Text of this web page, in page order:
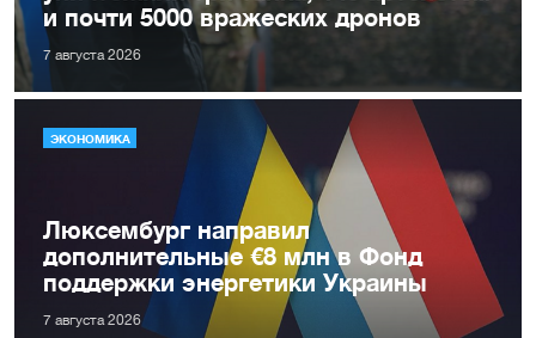
и почти 5000 вражеских дронов
7 августа 2026
ЭКОНОМИКА
Люксембург направил
дополнительные €8 млн в Фонд
поддержки энергетики Украины
7 августа 2026